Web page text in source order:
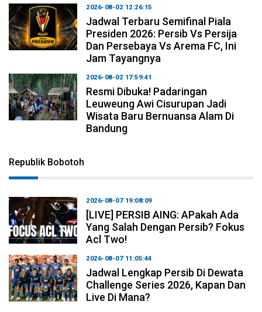
2026-08-02 12:26:15
Jadwal Terbaru Semifinal Piala
Presiden 2026: Persib Vs Persija
Dan Persebaya Vs Arema FC, Ini
Jam Tayangnya
2026-08-02 17:59:41
Resmi Dibuka! Padaringan
Leuweung Awi Cisurupan Jadi
Wisata Baru Bernuansa Alam Di
Bandung
Republik Bobotoh
2026-08-07 19:08:09
[LIVE] PERSIB AING: APakah Ada
Yang Salah Dengan Persib? Fokus
Acl Two!
2026-08-07 11:05:44
Jadwal Lengkap Persib Di Dewata
Challenge Series 2026, Kapan Dan
Live Di Mana?